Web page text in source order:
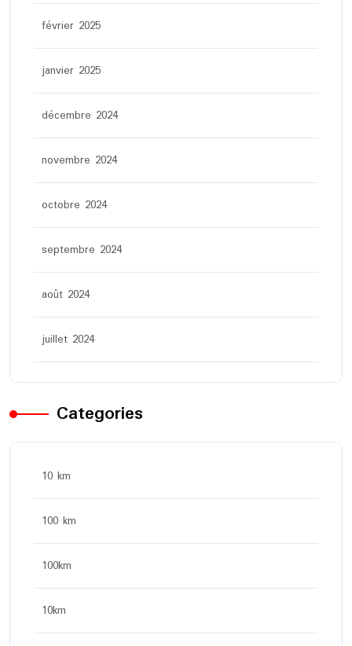
février 2025
janvier 2025
décembre 2024
novembre 2024
octobre 2024
septembre 2024
août 2024
juillet 2024
Categories
10 km
100 km
100km
10km